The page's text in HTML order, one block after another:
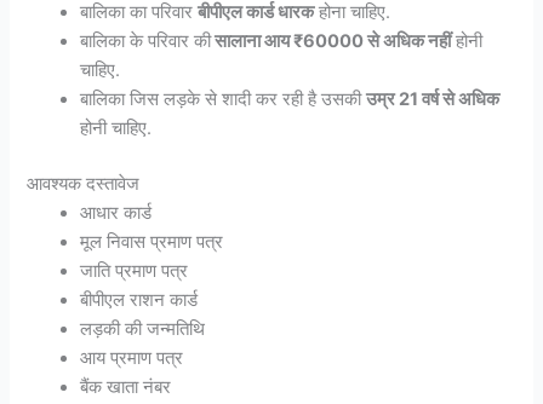
बालिका का परिवारबीपीएल कार्ड धारकहोना चाहिए.
बालिका के परिवार कीसालाना आय ₹60000 से अधिक नहींहोनी
चाहिए.
बालिका जिस लड़के से शादी कर रही है उसकीउम्र 21 वर्ष से अधिक
होनी चाहिए.
आवश्यक दस्तावेज
आधार कार्ड
मूल निवास प्रमाण पत्र
जाति प्रमाण पत्र
बीपीएल राशन कार्ड
लड़की की जन्मतिथि
आय प्रमाण पत्र
बैंक खाता नंबर